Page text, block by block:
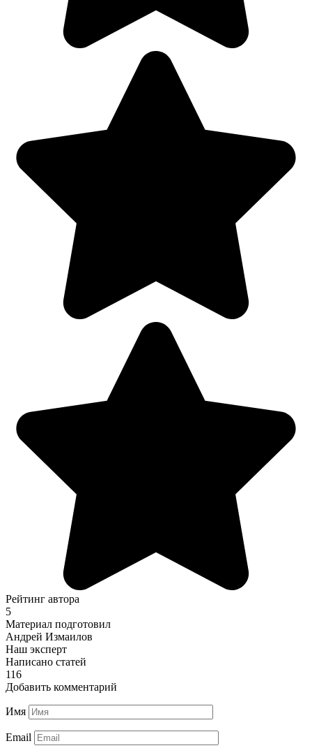
Рейтинг автора
5
Материал подготовил
Андрей Измаилов
Наш эксперт
Написано статей
116
Добавить комментарий
Имя
Email